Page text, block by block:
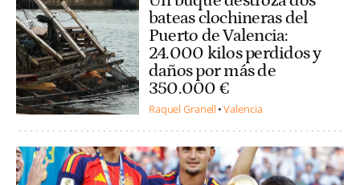
bateas clochineras del
Puerto de Valencia:
24.000 kilos perdidos y
daños por más de
350.000 €
Raquel Granell Valencia